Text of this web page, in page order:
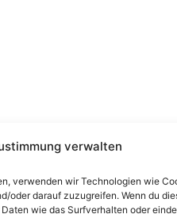
verwalten
verwenden wir Technologien wie
oder darauf zuzugreifen. Wenn du
wie das Surfverhalten oder